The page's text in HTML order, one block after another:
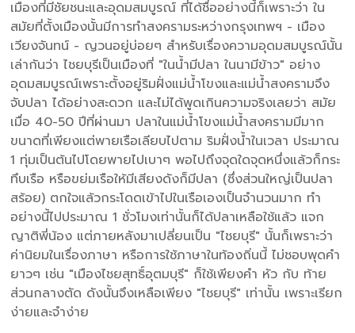
เมืองที่มีชัยชนะและอุดมสมบูรณ์ ที่ได้ชื่ออย่างนี้ก็เพราะว่า ใน
สมัยที่ตั้งเมืองนั้นมีการทำสงครามระหว่างกรุงเทพฯ - เมือง
เวียงจันทน์ - ญวนอยู่บ่อยๆ สำหรับเรื่องความอุดมสมบูรณ์นั้น
เล่ากันว่า ไชยบุรีเป็นเมืองที่ "ในน้ำมีปลา ในนามีข้าว" อย่าง
อุดมสมบูรณ์เพราะตั้งอยู่ริมฝั่งแม่น้ำโขงและแม่น้ำสงครามจึง
จับปลา ได้อย่างสะดวก และไม่ได้พูดเกินความจริงเลยว่า สมัย
เมื่อ 40-50 ปีที่ผ่านมา ปลาในแม่น้ำโขงแม่น้ำสงครามมีมาก
ขนาดที่เพียงแต่พายเรือเลียบไปตาม ริมฝั่งน้ำในเวลา ประมาณ
1 ทุ่มเป็นต้นไปโดยพายไปเบาๆ พอไปถึงจุดใดจุดหนึ่งแล้วก็กระ
ทึบเรือ หรือขย่มเรือให้มีเสียงดังก็มีปลา (ซึ่งส่วนใหญ่เป็นปลา
สร้อย) ตกใจแล้วกระโดดเข้าไปในเรือเองเป็นจำนวนมาก ทำ
อย่างนี้ไปประมาณ 1 ชั่วโมงเท่านั้นก็ได้ปลาเหลือใช้แล้ว แจก
ญาติพี่น้อง แต่ภายหลังมาเปลี่ยนเป็น "ไชยบุรี" นั้นก็เพราะว่า
ค่านิยมในเรื่องภาษา หรือการใช้ภาษาในท้องถิ่นนี้ ไม่ชอบพุดคำ
ยาวๆ เช่น "เมืองไชยสุทธิ์อุตมบุรี" ก็ใช้เพียงคำ หัว กับ ท้าย
ส่วนกลางตัด ดังนั้นจึงเหลือเพียง "ไชยบุรี" เท่านั้น เพราะเรียก
ง่ายและจำง่าย